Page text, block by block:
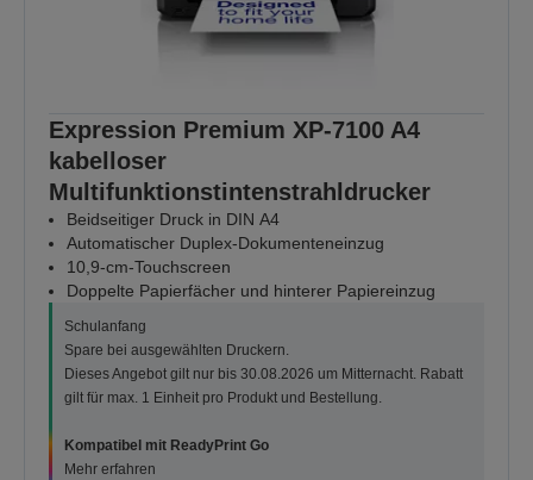
Expression Premium XP-7100 A4
kabelloser
Multifunktionstintenstrahldrucker
Beidseitiger Druck in DIN A4
Automatischer Duplex-Dokumenteneinzug
10,9-cm-Touchscreen
Doppelte Papierfächer und hinterer Papiereinzug
Schulanfang
Spare bei ausgewählten Druckern.
Dieses Angebot gilt nur bis 30.08.2026 um Mitternacht. Rabatt
gilt für max. 1 Einheit pro Produkt und Bestellung.
Kompatibel mit ReadyPrint Go
Mehr erfahren